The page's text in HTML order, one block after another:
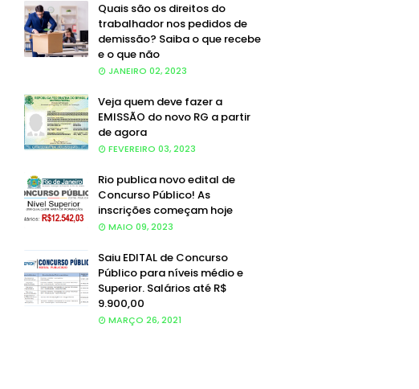
Quais são os direitos do
trabalhador nos pedidos de
demissão? Saiba o que recebe
e o que não
JANEIRO 02, 2023
Veja quem deve fazer a
EMISSÃO do novo RG a partir
de agora
FEVEREIRO 03, 2023
Rio publica novo edital de
Concurso Público! As
inscrições começam hoje
MAIO 09, 2023
Saiu EDITAL de Concurso
Público para níveis médio e
Superior. Salários até R$
9.900,00
MARÇO 26, 2021